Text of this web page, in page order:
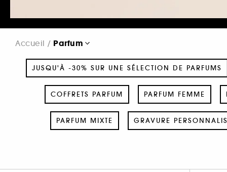
Accueil Parfum
JUSQU'À -30% SUR UNE SÉLECTION DE PARFUMS
COFFRETS PARFUM PARFUM FEMME
PARFUM MIXTE GRAVURE